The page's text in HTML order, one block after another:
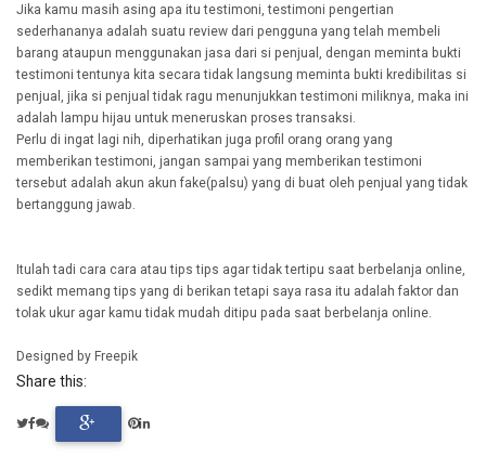
Jika kamu masih asing apa itu testimoni, testimoni pengertian
sederhananya adalah suatu review dari pengguna yang telah membeli
barang ataupun menggunakan jasa dari si penjual, dengan meminta bukti
testimoni tentunya kita secara tidak langsung meminta bukti kredibilitas si
penjual, jika si penjual tidak ragu menunjukkan testimoni miliknya, maka ini
adalah lampu hijau untuk meneruskan proses transaksi.
Perlu di ingat lagi nih, diperhatikan juga profil orang orang yang
memberikan testimoni, jangan sampai yang memberikan testimoni
tersebut adalah akun akun fake(palsu) yang di buat oleh penjual yang tidak
bertanggung jawab.
Itulah tadi cara cara atau tips tips agar tidak tertipu saat berbelanja online,
sedikt memang tips yang di berikan tetapi saya rasa itu adalah faktor dan
tolak ukur agar kamu tidak mudah ditipu pada saat berbelanja online.
Designed by Freepik
Share this: